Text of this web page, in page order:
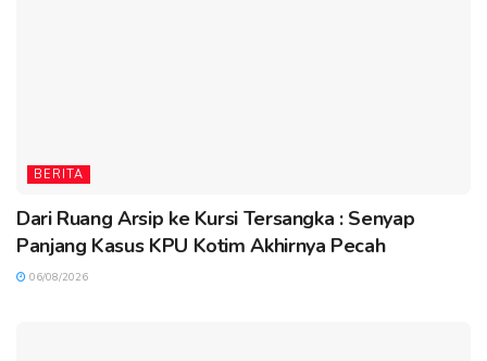
BERITA
Dari Ruang Arsip ke Kursi Tersangka : Senyap
Panjang Kasus KPU Kotim Akhirnya Pecah
06/08/2026